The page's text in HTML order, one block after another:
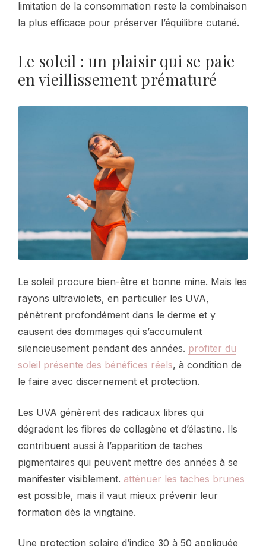
limitation de la consommation reste la combinaison
la plus efficace pour préserver l’équilibre cutané.
Le soleil : un plaisir qui se paie
en vieillissement prématuré
Le soleil procure bien-être et bonne mine. Mais les
rayons ultraviolets, en particulier les UVA,
pénètrent profondément dans le derme et y
causent des dommages qui s’accumulent
silencieusement pendant des années. profiter du
soleil présente des bénéfices réels, à condition de
le faire avec discernement et protection.
Les UVA génèrent des radicaux libres qui
dégradent les fibres de collagène et d’élastine. Ils
contribuent aussi à l’apparition de taches
pigmentaires qui peuvent mettre des années à se
manifester visiblement. atténuer les taches brunes
est possible, mais il vaut mieux prévenir leur
formation dès la vingtaine.
Une protection solaire d’indice 30 à 50 appliquée